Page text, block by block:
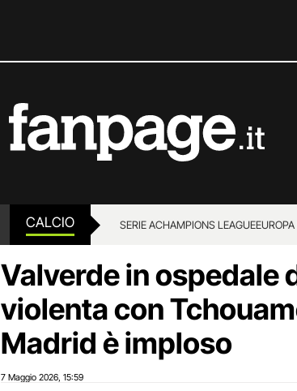
CALCIO SERIE ACHAMPIONS LEAGUE
Valverde in ospedale
violenta con
Madrid è imploso
7 Maggio 2026 15:59